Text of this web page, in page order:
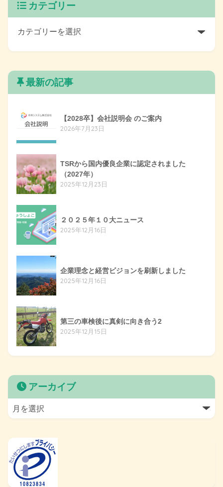
カテゴリー
最新の記事
【2028卒】会社説明会 のご案内
2026年7月23日
TSRから国内優良企業に認定されました
（2027年）
2025年12月23日
２０２５年１０大ニュース
2025年12月16日
企業理念と経営ビジョンを刷新しました
2025年12月16日
第三の車検後に真剣に向き合う2
2025年12月15日
アーカイブ